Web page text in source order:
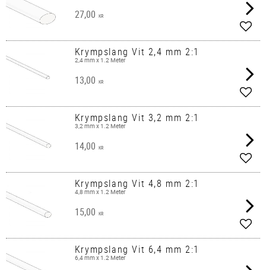
27,00 KR
Krympslang Vit 2,4 mm 2:1
2,4 mm x 1.2 Meter
13,00 KR
Krympslang Vit 3,2 mm 2:1
3,2 mm x 1.2 Meter
14,00 KR
Krympslang Vit 4,8 mm 2:1
4,8 mm x 1.2 Meter
15,00 KR
Krympslang Vit 6,4 mm 2:1
6,4 mm x 1.2 Meter